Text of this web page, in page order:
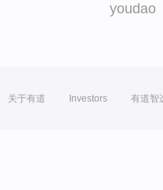
youdao
关于有道 Investors 有道智